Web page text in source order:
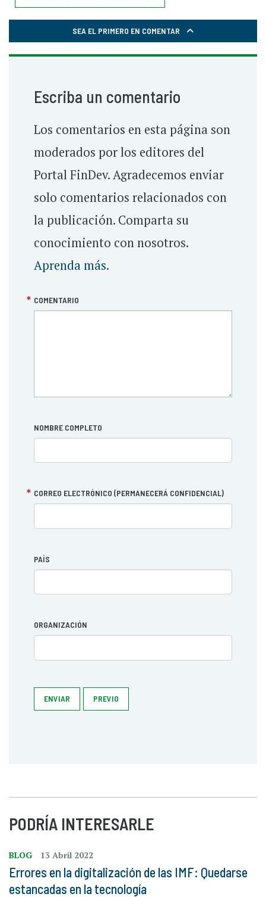
SEA EL PRIMERO EN COMENTAR
Escriba un comentario
Los comentarios en esta página son
moderados por los editores del
Portal FinDev. Agradecemos enviar
solo comentarios relacionados con
la publicación. Comparta su
conocimiento con nosotros.
Aprenda más.
COMENTARIO
NOMBRE COMPLETO
CORREO ELECTRÓNICO (PERMANECERÁ CONFIDENCIAL)
PAÍS
ORGANIZACIÓN
ENVIAR PREVIO
PODRÍA INTERESARLE
BLOG 13 Abril 2022
Errores en la digitalización de las IMF: Quedarse
estancadas en la tecnología